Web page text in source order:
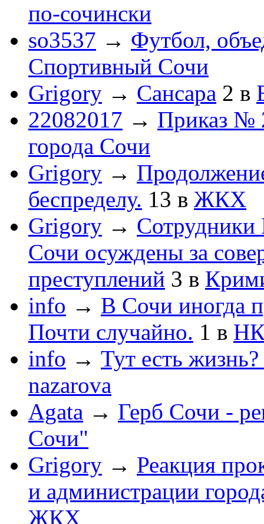
по-cочински
so3537 → Футбол,
Спортивный Сочи
Grigory → Сансара 2 в
22082017 → Приказ №
города Сочи
Grigory →
беспределу. 13 в ЖКХ
Grigory →
Сочи осуждены за
преступлений 3 в
info → В Сочи иногда
Почти случайно. 1 в
info → Тут есть
nazarova
Agata → Герб Сочи -
Сочи"
Grigory → Реакция
и администрации
ЖКХ